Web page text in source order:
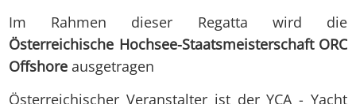
Im Rahmen dieser Regatta wird die
Österreichische Hochsee-Staatsmeisterschaft ORC
Offshore ausgetragen
Österreichischer Veranstalter ist der YCA - Yacht